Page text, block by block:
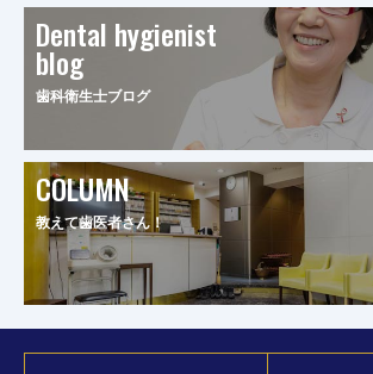
Dental hygienist
blog
歯科衛生士ブログ
COLUMN
教えて歯医者さん！